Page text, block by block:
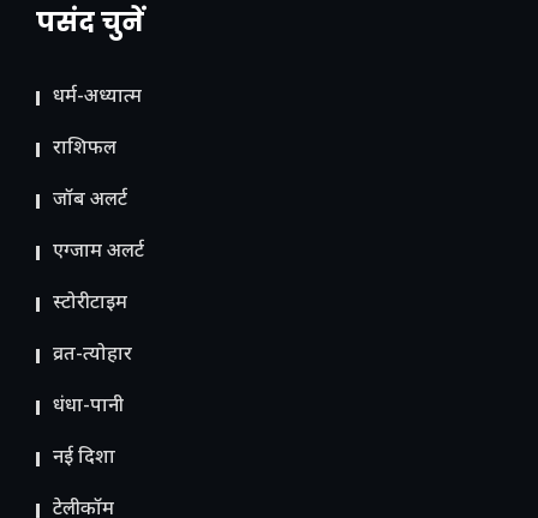
पसंद चुनें
धर्म-अध्यात्म
राशिफल
जॉब अलर्ट
एग्जाम अलर्ट
स्टोरीटाइम
व्रत-त्योहार
धंधा-पानी
नई दिशा
टेलीकॉम